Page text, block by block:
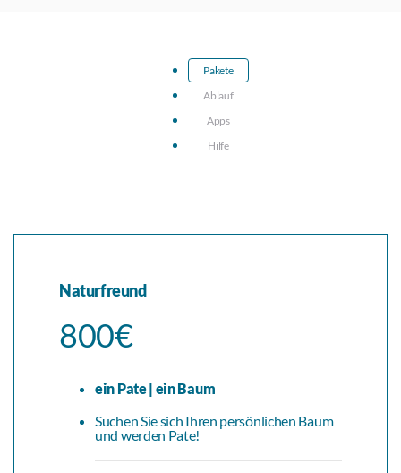
Pakete
Ablauf
Apps
Hilfe
Naturfreund
800€
ein Pate | ein Baum
Suchen Sie sich Ihren persönlichen Baum
und werden Pate!